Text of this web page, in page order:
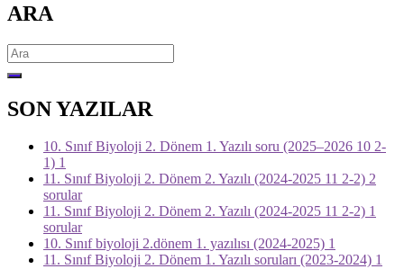
ARA
Search
for:
SON YAZILAR
10. Sınıf Biyoloji 2. Dönem 1. Yazılı soru (2025–2026 10 2-
1) 1
11. Sınıf Biyoloji 2. Dönem 2. Yazılı (2024-2025 11 2-2) 2
sorular
11. Sınıf Biyoloji 2. Dönem 2. Yazılı (2024-2025 11 2-2) 1
sorular
10. Sınıf biyoloji 2.dönem 1. yazılısı (2024-2025) 1
11. Sınıf Biyoloji 2. Dönem 1. Yazılı soruları (2023-2024) 1